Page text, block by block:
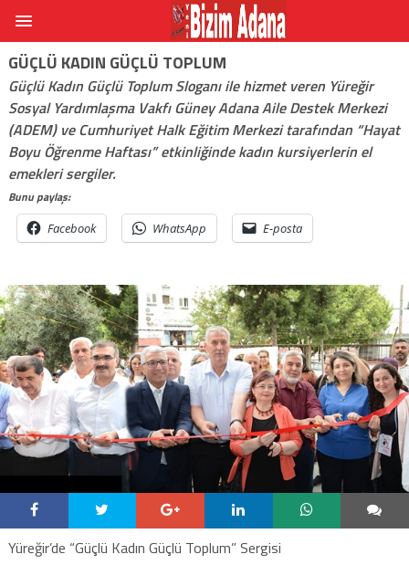
GÜÇLÜ KADIN GÜÇLÜ TOPLUM
Güçlü Kadın Güçlü Toplum Sloganı ile hizmet veren Yüreğir
Sosyal Yardımlaşma Vakfı Güney Adana Aile Destek Merkezi
(ADEM) ve Cumhuriyet Halk Eğitim Merkezi tarafından “Hayat
Boyu Öğrenme Haftası” etkinliğinde kadın kursiyerlerin el
emekleri sergiler.
Bunu paylaş:
Facebook WhatsApp E-posta
Yüreğir’de “Güçlü Kadın Güçlü Toplum” Sergisi